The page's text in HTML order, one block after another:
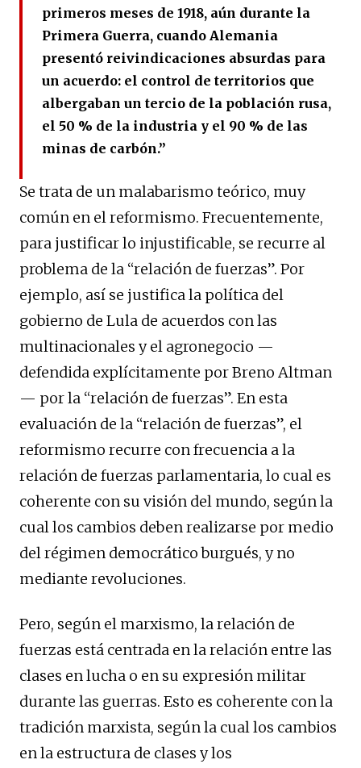
primeros meses de 1918, aún durante la
Primera Guerra, cuando Alemania
presentó reivindicaciones absurdas para
un acuerdo: el control de territorios que
albergaban un tercio de la población rusa,
el 50 % de la industria y el 90 % de las
minas de carbón.”
Se trata de un malabarismo teórico, muy
común en el reformismo. Frecuentemente,
para justificar lo injustificable, se recurre al
problema de la “relación de fuerzas”. Por
ejemplo, así se justifica la política del
gobierno de Lula de acuerdos con las
multinacionales y el agronegocio —
defendida explícitamente por Breno Altman
— por la “relación de fuerzas”. En esta
evaluación de la “relación de fuerzas”, el
reformismo recurre con frecuencia a la
relación de fuerzas parlamentaria, lo cual es
coherente con su visión del mundo, según la
cual los cambios deben realizarse por medio
del régimen democrático burgués, y no
mediante revoluciones.
Pero, según el marxismo, la relación de
fuerzas está centrada en la relación entre las
clases en lucha o en su expresión militar
durante las guerras. Esto es coherente con la
tradición marxista, según la cual los cambios
en la estructura de clases y los